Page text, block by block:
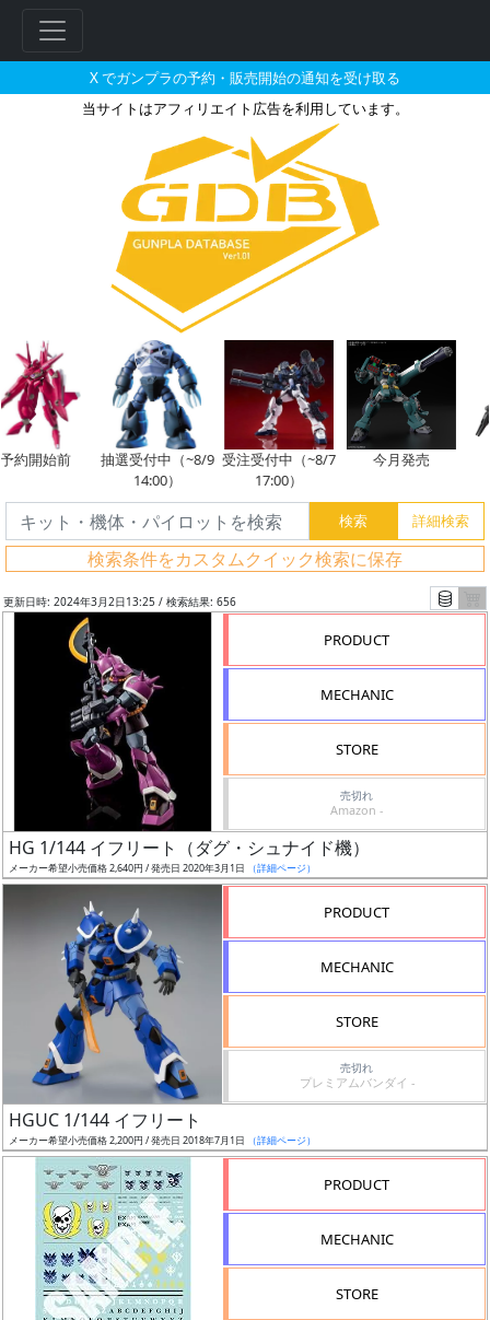
X でガンプラの予約・販売開始の通知を受け取る
当サイトはアフィリエイト広告を利用しています。
HG 1/144 イフリート（ダグ・シ
始前
抽選受付中（~8/9
14:00）
受注受付中（~8/7
17:00）
今月発売
検索条件をカスタムクイック検索に保存
フ
リ
グ
レ
更新日時: 2024年3月2日13:25 / 検索結果: 656
PRODUCT
MECHANIC
STORE
売切れ
Amazon -
HG 1/144 イフリート（ダグ・シュナイド機）
メーカー希望小売価格 2,640円 / 発売日 2020年3月1日 （詳細ページ）
PRODUCT
MECHANIC
STORE
売切れ
プレミアムバンダイ -
HGUC 1/144 イフリート
メーカー希望小売価格 2,200円 / 発売日 2018年7月1日 （詳細ページ）
PRODUCT
MECHANIC
STORE